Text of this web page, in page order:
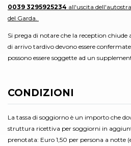
0039 3295925234 all'uscita
del Garda.
Si prega di notare che la reception chiude
di arrivo tardivo devono essere
possono essere soggette ad un
CONDIZIONI
La tassa di soggiorno è un importo che
struttura ricettiva per soggiorni in
prenotata: Euro 1,50 per persona a notte